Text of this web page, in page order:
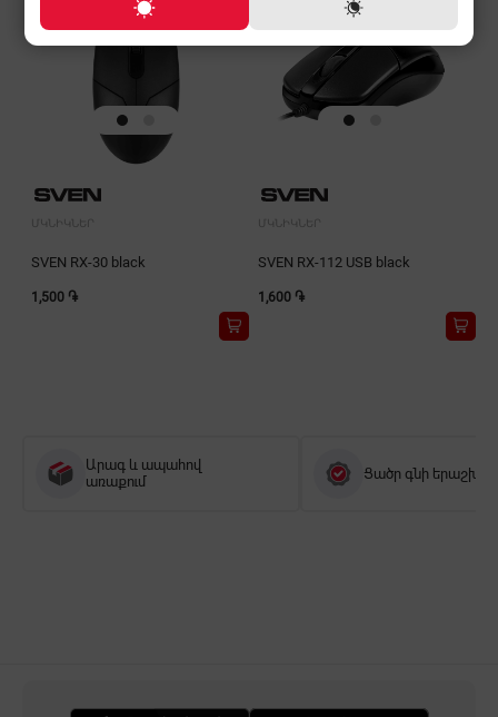
ՄԿՆԻԿՆԵՐ
SVEN RX-30 black
1,500 ֏
ՄԿՆԻԿՆԵՐ
SVEN RX-112 USB black
1,600 ֏
Արագ և ապահով
առաքում
Ցածր գնի երաշխիք